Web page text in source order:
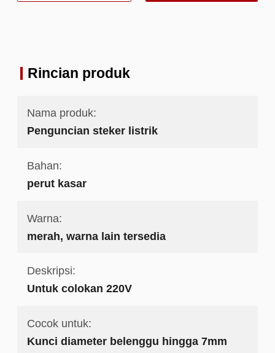
Rincian produk
Nama produk:
Penguncian steker listrik
Bahan:
perut kasar
Warna:
merah, warna lain tersedia
Deskripsi:
Untuk colokan 220V
Cocok untuk:
Kunci diameter belenggu hingga 7mm